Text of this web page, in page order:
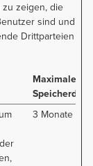
zeigen, die
sind und
Drittparteien
Maximale
3 Monate